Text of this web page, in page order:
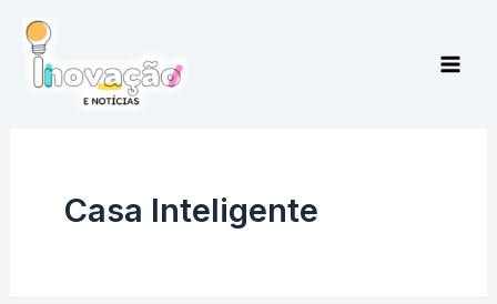
para
Casa Inteligente